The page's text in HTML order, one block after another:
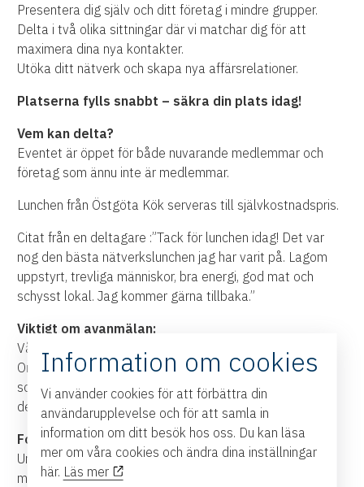
Presentera dig själv och ditt företag i mindre grupper.
Delta i två olika sittningar där vi matchar dig för att
maximera dina nya kontakter.
Utöka ditt nätverk och skapa nya affärsrelationer.
Platserna fylls snabbt – säkra din plats idag!
Vem kan delta?
Eventet är öppet för både nuvarande medlemmar och
företag som ännu inte är medlemmar.
Lunchen från Östgöta Kök serveras till självkostnadspris.
Citat från en deltagare :”Tack för lunchen idag! Det var
nog den bästa nätverkslunchen jag har varit på. Lagom
uppstyrt, trevliga människor, bra energi, god mat och
schysst lokal. Jag kommer gärna tillbaka.”
Viktigt om avanmälan:
Våra event blir ofta snabbt fullbokade med väntelista.
Om du får förhinder ber vi dig att avanmäla dig så snart
som möjligt, så att någon annan kan få möjlighet att
delta.
Fotografering:
Under eventet kan det förekomma fotografering för
marknadsföringssyften. Om du inte vill medverka på bild,
Information om cookies
Vi använder cookies för att förbättra din
användarupplevelse och för att samla in
information om ditt besök hos oss. Du kan läsa
mer om våra cookies och ändra dina inställningar
här. Läs mer